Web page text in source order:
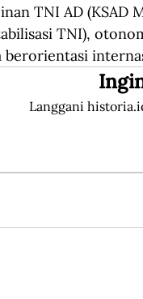
TNI AD (KSAD
TNI),
berorientasi
Langgani